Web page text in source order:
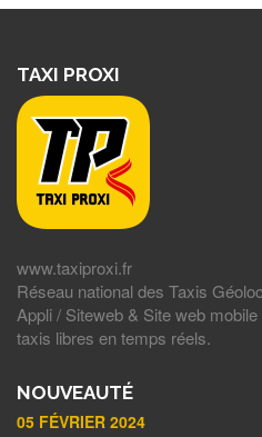
TAXI PROXI
www.taxiproxi.fr
Réseau national des Taxis
Appli / Siteweb & Site web
taxis libres en temps réels.
NOUVEAUTÉ
05 FÉVRIER 2024